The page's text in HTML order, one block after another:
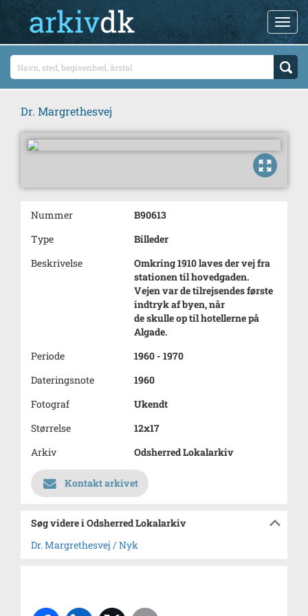
Dr. Margrethesvej
Nummer
B90613
Type
Billeder
Beskrivelse
Omkring 1910 laves der vej fra
stationen til hovedgaden.
Vejen var de tilrejsendes første
indtryk af byen, når
de skulle op til hotellerne på
Algade.
Periode
1960 - 1970
Dateringsnote
1960
Fotograf
Ukendt
Størrelse
12x17
Arkiv
Odsherred Lokalarkiv
Kontakt arkivet
Søg videre i Odsherred Lokalarkiv
Dr. Margrethesvej / Nyk